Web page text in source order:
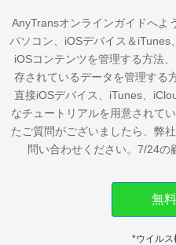
マルチメディア
便利ツール
ソリューション
ストア
AnyTransオンラインガイドへよ
パソコン、iOSデバイス＆iTunes
iOSコンテンツを管理する方法
存されているデータを管理する
直接iOSデバイス、iTunes、
なチュートリアルを用意されて
たご質問がございましたら、弊
問い合わせください。7/24の
無
*ウイル